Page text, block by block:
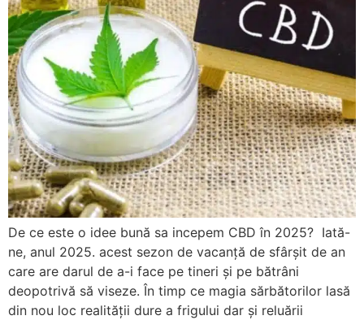
De ce este o idee bună sa incepem CBD în 2025? Iată-
ne, anul 2025. acest sezon de vacanță de sfârșit de an
care are darul de a-i face pe tineri și pe bătrâni
deopotrivă să viseze. În timp ce magia sărbătorilor lasă
din nou loc realității dure a frigului dar și reluării